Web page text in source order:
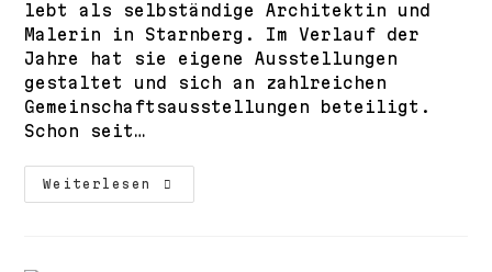
lebt als selbständige Architektin und
Malerin in Starnberg. Im Verlauf der
Jahre hat sie eigene Ausstellungen
gestaltet und sich an zahlreichen
Gemeinschaftsausstellungen beteiligt.
Schon seit…
Weiterlesen
Hintze
Brigitte